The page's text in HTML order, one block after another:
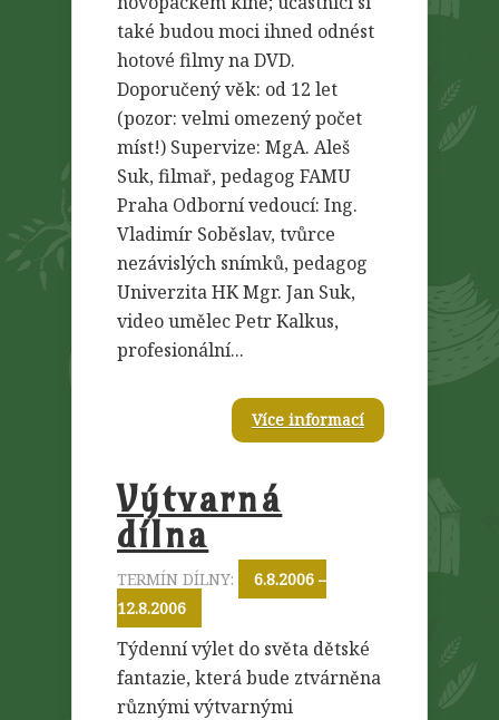
také budou moci ihned odnést
hotové filmy na DVD.
Doporučený věk: od 12 let
(pozor: velmi omezený počet
míst!) Supervize: MgA. Aleš
Suk, filmař, pedagog FAMU
Praha Odborní vedoucí: Ing.
Vladimír Soběslav, tvůrce
nezávislých snímků, pedagog
Univerzita HK Mgr. Jan Suk,
video umělec Petr Kalkus,
profesionální...
Více informací
Výtvarná
dílna
TERMÍN DÍLNY:
6.8.2006 –
12.8.2006
Týdenní výlet do světa dětské
fantazie, která bude ztvárněna
různými výtvarnými